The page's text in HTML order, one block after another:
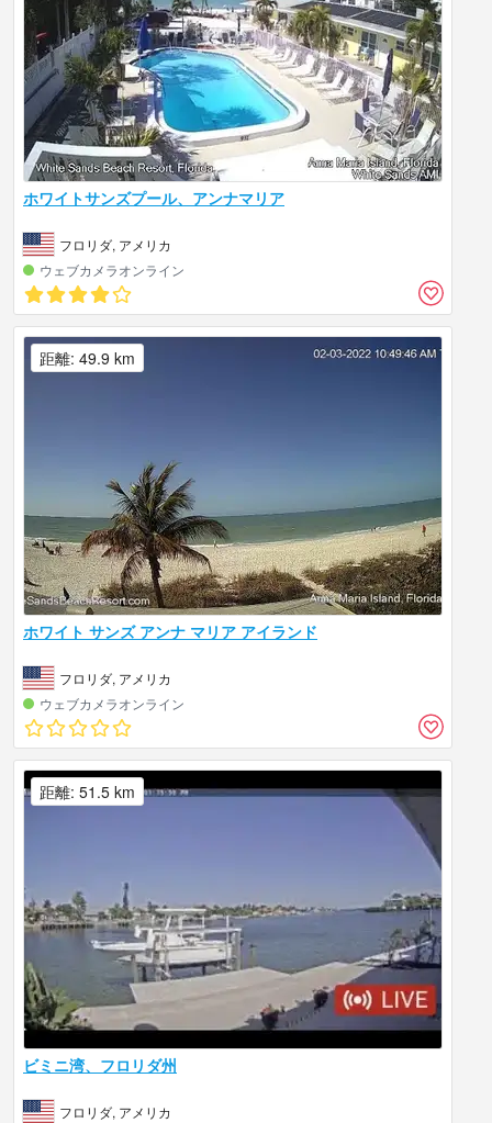
ホワイトサンズプール、アンナマリア
フロリダ, アメリカ
ウェブカメラオンライン
ホワイト サンズ アンナ マリア アイランド
フロリダ, アメリカ
ウェブカメラオンライン
距離: 49.9 km
ビミニ湾、フロリダ州
フロリダ, アメリカ
距離: 51.5 km